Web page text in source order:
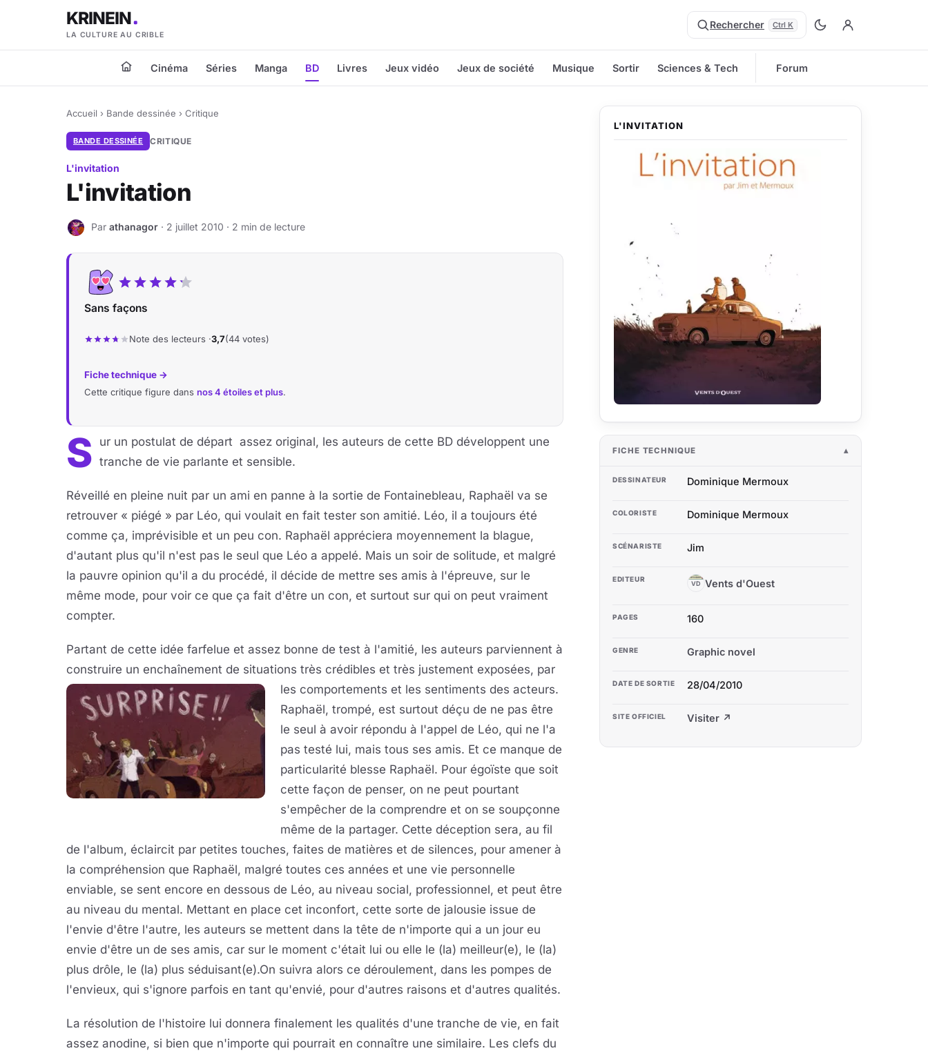
KRINEIN
LA CULTURE AU CRIBLE
Rechercher Ctrl K
Cinéma Séries Manga BD Livres Jeux vidéo Jeux de société Musique Sortir Sciences & Tech Forum
Accueil › Bande dessinée › Critique
BANDE DESSINÉE CRITIQUE
L'invitation
L'invitation
A Par athanagor · 2 juillet 2010 · 2 min de lecture
Sans façons
Note des lecteurs ·3,7(44 votes)
Fiche technique →
Cette critique figure dans nos 4 étoiles et plus.
S ur un postulat de départ assez original, les auteurs de cette BD développent une
tranche de vie parlante et sensible.
Réveillé en pleine nuit par un ami en panne à la sortie de Fontainebleau, Raphaël va se
retrouver « piégé » par Léo, qui voulait en fait tester son amitié. Léo, il a toujours été
comme ça, imprévisible et un peu con. Raphaël appréciera moyennement la blague,
d'autant plus qu'il n'est pas le seul que Léo a appelé. Mais un soir de solitude, et malgré
la pauvre opinion qu'il a du procédé, il décide de mettre ses amis à l'épreuve, sur le
même mode, pour voir ce que ça fait d'être un con, et surtout sur qui on peut vraiment
compter.
Partant de cette idée farfelue et assez bonne de test à l'amitié, les auteurs parviennent à
construire un enchaînement de situations très crédibles et très justement exposées, par
les comportements et les sentiments des acteurs.
Raphaël, trompé, est surtout déçu de ne pas être
le seul à avoir répondu à l'appel de Léo, qui ne l'a
pas testé lui, mais tous ses amis. Et ce manque de
particularité blesse Raphaël. Pour égoïste que soit
cette façon de penser, on ne peut pourtant
s'empêcher de la comprendre et on se soupçonne
même de la partager. Cette déception sera, au fil
de l'album, éclaircit par petites touches, faites de matières et de silences, pour amener à
la compréhension que Raphaël, malgré toutes ces années et une vie personnelle
enviable, se sent encore en dessous de Léo, au niveau social, professionnel, et peut être
au niveau du mental. Mettant en place cet inconfort, cette sorte de jalousie issue de
l'envie d'être l'autre, les auteurs se mettent dans la tête de n'importe qui a un jour eu
envie d'être un de ses amis, car sur le moment c'était lui ou elle le (la) meilleur(e), le (la)
plus drôle, le (la) plus séduisant(e).On suivra alors ce déroulement, dans les pompes de
l'envieux, qui s'ignore parfois en tant qu'envié, pour d'autres raisons et d'autres qualités.
La résolution de l'histoire lui donnera finalement les qualités d'une tranche de vie, en fait
assez anodine, si bien que n'importe qui pourrait en connaître une similaire. Les clefs du
L'INVITATION
FICHE TECHNIQUE
DESSINATEUR Dominique Mermoux
COLORISTE Dominique Mermoux
SCÉNARISTE Jim
EDITEUR VD Vents d'Ouest
PAGES 160
GENRE Graphic novel
DATE DE SORTIE 28/04/2010
SITE OFFICIEL Visiter ↗